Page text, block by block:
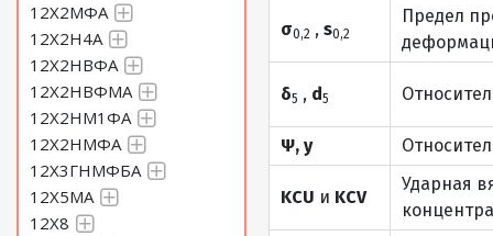
12Х2МФА
12Х2Н4А
12Х2НВФА
12Х2НВФМА
12Х2НМ1ФА
12Х2НМФА
12Х3ГНМФБА
12Х5МА
12Х8
σ0,2 ,s0,2
Предел
δ5 , d5
Ψ, y
KCU и KCV
Ударная